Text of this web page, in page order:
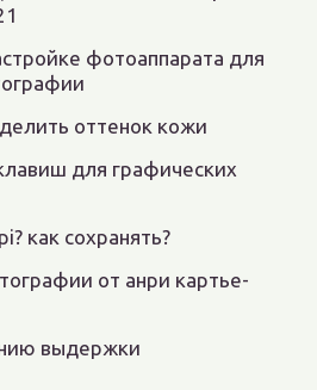
фотоаппарата для
оттенок кожи
для графических
как сохранять?
от анри картье-
выдержки